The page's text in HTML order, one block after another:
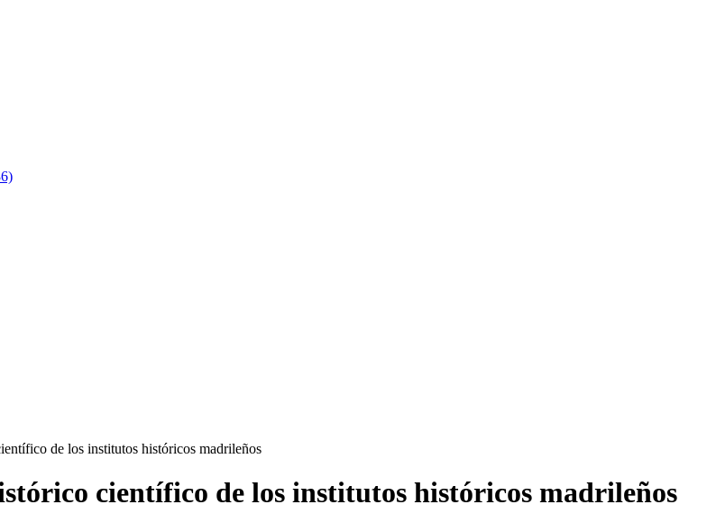
de los institutos históricos madrileños
científico de los institutos históricos madrileños